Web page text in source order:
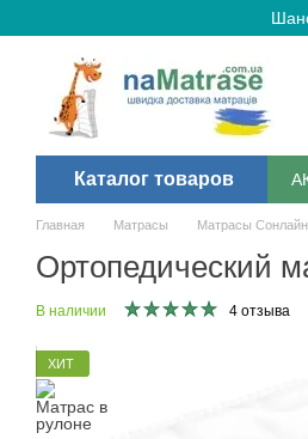
Каталог товаров
Главная Матрасы Матрасы Сонлайн
Ортопедический
В наличии 4 отзыва
ХИТ